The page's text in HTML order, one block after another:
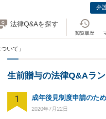
弁
法律Q&Aを探す
閲覧履歴
いて」
生前贈与の法律Q&Aラ
1
2020年7月22日